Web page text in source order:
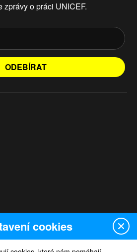
zprávy o práci UNICEF.
ODEBÍRAT
cookies